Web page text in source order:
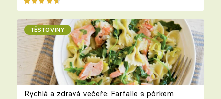
TĚSTOVINY
Rychlá a zdravá večeře: Farfalle s pórkem